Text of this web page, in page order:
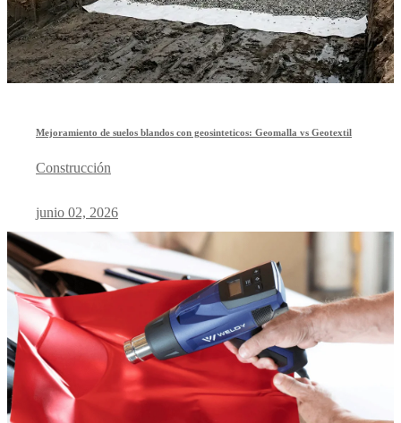
Mejoramiento de suelos blandos con geosinteticos: Geomalla vs Geotextil
Construcción
junio 02, 2026